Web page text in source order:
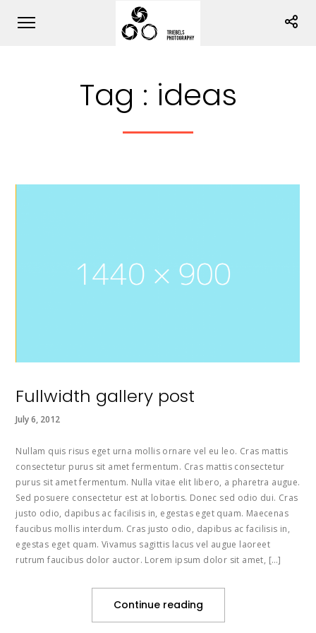
Tag : ideas
Fullwidth gallery post
July 6, 2012
Nullam quis risus eget urna mollis ornare vel eu leo. Cras mattis
consectetur purus sit amet fermentum. Cras mattis consectetur
purus sit amet fermentum. Nulla vitae elit libero, a pharetra augue.
Sed posuere consectetur est at lobortis. Donec sed odio dui. Cras
justo odio, dapibus ac facilisis in, egestas eget quam. Maecenas
faucibus mollis interdum. Cras justo odio, dapibus ac facilisis in,
egestas eget quam. Vivamus sagittis lacus vel augue laoreet
rutrum faucibus dolor auctor. Lorem ipsum dolor sit amet, […]
Continue reading